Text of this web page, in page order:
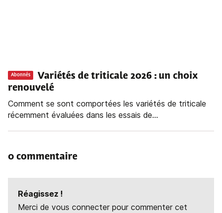
Abonnés
Variétés de triticale 2026 : un choix
renouvelé
Comment se sont comportées les variétés de triticale
récemment évaluées dans les essais de...
0 commentaire
Réagissez !
Merci de vous connecter pour commenter cet